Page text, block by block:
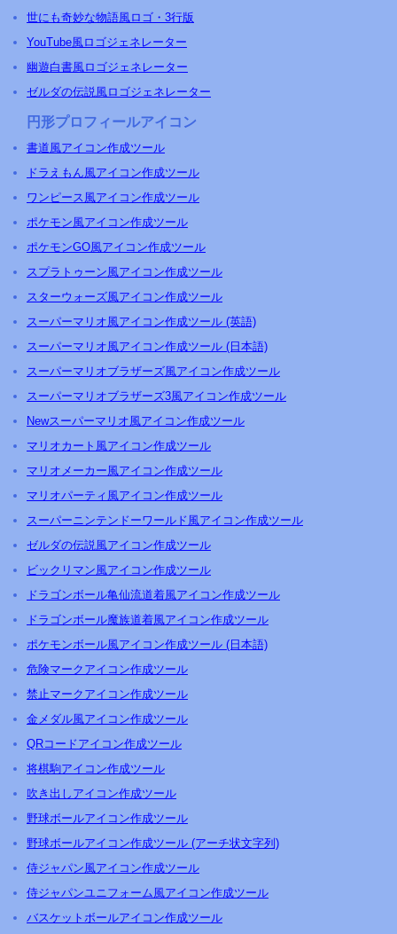
世にも奇妙な物語風ロゴ・3行版
YouTube風ロゴジェネレーター
幽遊白書風ロゴジェネレーター
ゼルダの伝説風ロゴジェネレーター
円形プロフィールアイコン
書道風アイコン作成ツール
ドラえもん風アイコン作成ツール
ワンピース風アイコン作成ツール
ポケモン風アイコン作成ツール
ポケモンGO風アイコン作成ツール
スプラトゥーン風アイコン作成ツール
スターウォーズ風アイコン作成ツール
スーパーマリオ風アイコン作成ツール (英語)
スーパーマリオ風アイコン作成ツール (日本語)
スーパーマリオブラザーズ風アイコン作成ツール
スーパーマリオブラザーズ3風アイコン作成ツール
Newスーパーマリオ風アイコン作成ツール
マリオカート風アイコン作成ツール
マリオメーカー風アイコン作成ツール
マリオパーティ風アイコン作成ツール
スーパーニンテンドーワールド風アイコン作成ツール
ゼルダの伝説風アイコン作成ツール
ビックリマン風アイコン作成ツール
ドラゴンボール亀仙流道着風アイコン作成ツール
ドラゴンボール魔族道着風アイコン作成ツール
ポケモンボール風アイコン作成ツール (日本語)
危険マークアイコン作成ツール
禁止マークアイコン作成ツール
金メダル風アイコン作成ツール
QRコードアイコン作成ツール
将棋駒アイコン作成ツール
吹き出しアイコン作成ツール
野球ボールアイコン作成ツール
野球ボールアイコン作成ツール (アーチ状文字列)
侍ジャパン風アイコン作成ツール
侍ジャパンユニフォーム風アイコン作成ツール
バスケットボールアイコン作成ツール